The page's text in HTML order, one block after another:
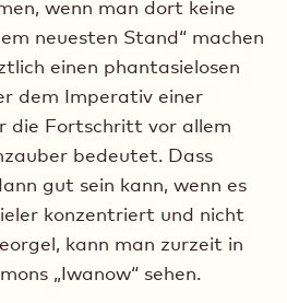
wenn man dort keine
neuesten Stand“ machen
einen phantasielosen
dem Imperativ einer
die Fortschritt vor allem
bedeutet. Dass
gut sein kann, wenn es
konzentriert und nicht
kann man zurzeit in
„Iwanow“ sehen.